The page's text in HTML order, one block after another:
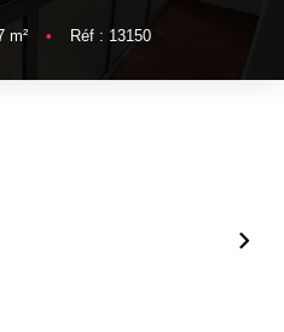
m² • Réf : 13150